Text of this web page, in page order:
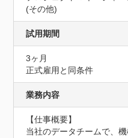
(その他)
試用期間
3ヶ月
正式雇用と同条件
業務内容
【仕事概要】
当社のデータチームで、